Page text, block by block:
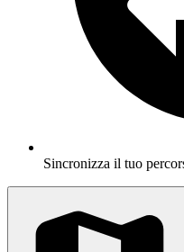
Sincronizza il tuo